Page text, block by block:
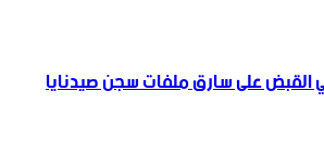
القبض على سارق ملفات سجن صيدنايا